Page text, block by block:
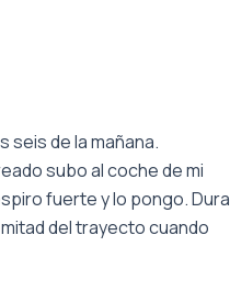
seis de la mañana.
subo al coche de mi
fuerte y lo pongo. Dura
del trayecto cuando